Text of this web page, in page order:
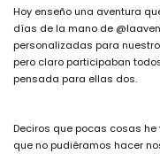
Hoy enseño una aventura
días de la mano de
personalizadas para
pero claro participaban
pensada para ellas dos.
Deciros que pocas cosas
que no pudiéramos hacer